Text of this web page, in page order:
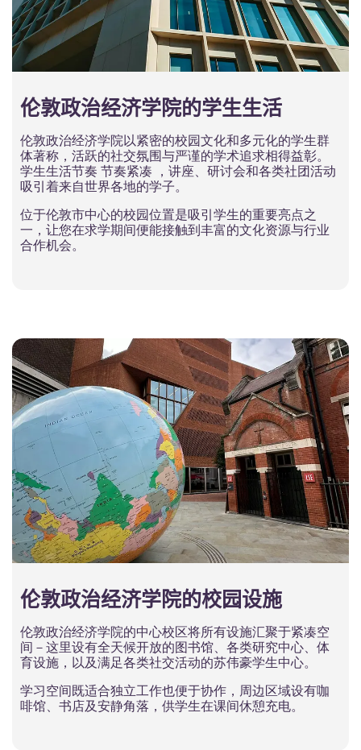
伦敦政治经济学院的学生生活
伦敦政治经济学院以紧密的校园文化和多元化的学生群
体著称，活跃的社交氛围与严谨的学术追求相得益彰。
学生生活节奏 节奏紧凑 ，讲座、研讨会和各类社团活动
吸引着来自世界各地的学子。
位于伦敦市中心的校园位置是吸引学生的重要亮点之
一，让您在求学期间便能接触到丰富的文化资源与行业
合作机会。
伦敦政治经济学院的校园设施
伦敦政治经济学院的中心校区将所有设施汇聚于紧凑空
间－这里设有全天候开放的图书馆、各类研究中心、体
育设施，以及满足各类社交活动的苏伟豪学生中心。
学习空间既适合独立工作也便于协作，周边区域设有咖
啡馆、书店及安静角落，供学生在课间休憩充电。